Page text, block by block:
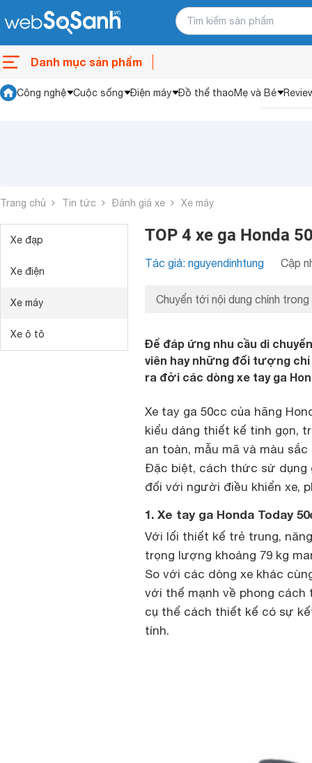
Danh mục sản phẩm
Công nghệ Cuộc sống Điện máy Đồ thể thaoMẹ và Bé
Trang chủ Tin tức Đánh giá xe Xe máy
Xe đạp
Xe điện
Xe máy
Xe ô tô
TOP 4 xe ga Honda
Tác giả: nguyendinhtung Cập
Chuyển tới nội dung chính trong
Để đáp ứng nhu cầu di
viên hay những đối tượng
ra đời các dòng xe tay ga
Xe tay ga 50cc của hãng
kiểu dáng thiết kế tinh gọn,
an toàn, mẫu mã và màu
Đặc biệt, cách thức sử dụng
đối với người điều khiển xe,
1. Xe tay ga Honda Today
Với lối thiết kế trẻ trung,
trọng lượng khoảng 79 kg
So với các dòng xe khác
với thế mạnh về phong
cụ thể cách thiết kế có sự
tính.